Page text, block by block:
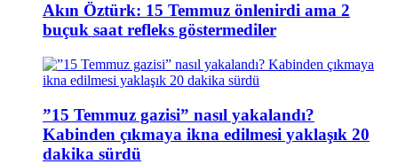
Akın Öztürk: 15 Temmuz önlenirdi ama 2
buçuk saat refleks göstermediler
”15 Temmuz gazisi” nasıl yakalandı?
Kabinden çıkmaya ikna edilmesi yaklaşık 20
dakika sürdü